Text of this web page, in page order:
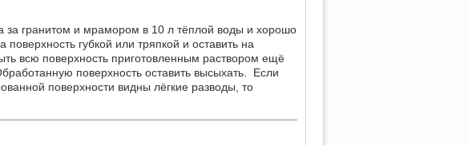
за гранитом и мрамором в 10 л тёплой воды и хорошо
губкой или тряпкой и оставить на
всю поверхность приготовленным раствором ещё
поверхность оставить высыхать. Если
поверхности видны лёгкие разводы, то